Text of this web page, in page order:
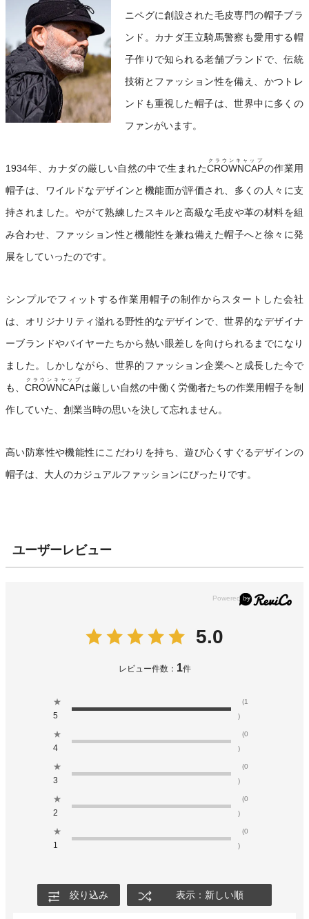
ニペグに創設された毛皮専門の帽子ブラ
ンド。カナダ王立騎馬警察も愛用する帽
子作りで知られる老舗ブランドで、伝統
技術とファッション性を備え、かつトレ
ンドも重視した帽子は、世界中に多くの
ファンがいます。
1934年、カナダの厳しい自然の中で生まれたCROWNCAP
クラウンキャップ
の作業用
帽子は、ワイルドなデザインと機能面が評価され、多くの人々に支
持されました。やがて熟練したスキルと高級な毛皮や革の材料を組
み合わせ、ファッション性と機能性を兼ね備えた帽子へと徐々に発
展をしていったのです。
シンプルでフィットする作業用帽子の制作からスタートした会社
は、オリジナリティ溢れる野性的なデザインで、世界的なデザイナ
ーブランドやバイヤーたちから熱い眼差しを向けられるまでになり
ました。しかしながら、世界的ファッション企業へと成長した今で
も、 CROWNCAP
クラウンキャップ
は厳しい自然の中働く労働者たちの作業用帽子を制
作していた、創業当時の思いを決して忘れません。
高い防寒性や機能性にこだわりを持ち、遊び心くすぐるデザインの
帽子は、大人のカジュアルファッションにぴったりです。
ユーザーレビュー
5.0
レビュー件数： 1件
★
5
(1
)
★
4
(0
)
★
3
(0
)
★
2
(0
)
★
1
(0
)
絞り込み 表示：新しい順